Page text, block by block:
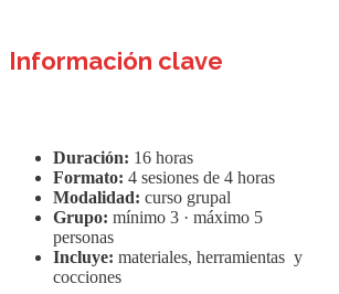
Información clave
Duración: 16 horas
Formato: 4 sesiones de 4 horas
Modalidad: curso grupal
Grupo: mínimo 3 · máximo 5
personas
Incluye: materiales, herramientas y
cocciones